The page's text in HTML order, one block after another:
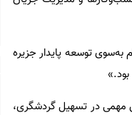
توسعه پایدار جزیره
.»
مهمی در تسهیل گردشگری،